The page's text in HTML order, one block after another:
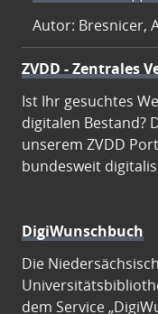
Autor: Bresnicer,
ZVDD - Zentrales
Ist Ihr gesuchtes
digitalen Bestand?
unserem ZVDD
bundesweit
DigiWunschbuch
Die
dem Service